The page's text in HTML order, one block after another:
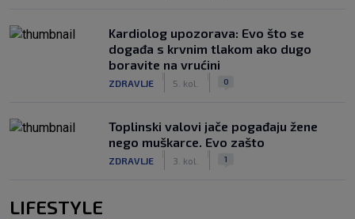
Kardiolog upozorava: Evo što se
događa s krvnim tlakom ako dugo
boravite na vrućini
ZDRAVLJE 5. kol. 0
Toplinski valovi jače pogađaju žene
nego muškarce. Evo zašto
ZDRAVLJE 3. kol. 1
LIFESTYLE